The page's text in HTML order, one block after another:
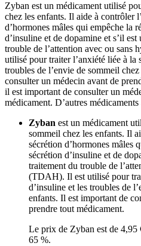
Zyban est un médicament utilisé
chez les enfants. Il aide à contrôler
d’hormones mâles qui empêche la
d’insuline et de dopamine et s’il
trouble de l’attention avec ou
utilisé pour traiter l’anxiété liée à la
troubles de l’envie de sommeil
consulter un médecin avant de
il est important de consulter un
médicament. D’autres
Zyban est un médicament
sommeil chez les enfants. Il
sécrétion d’hormones mâles
sécrétion d’insuline et de
traitement du trouble de
(TDAH). Il est utilisé pour
d’insuline et les troubles de
enfants. Il est important de
prendre tout médicament.
Le prix de Zyban est de 4,95
65 %.